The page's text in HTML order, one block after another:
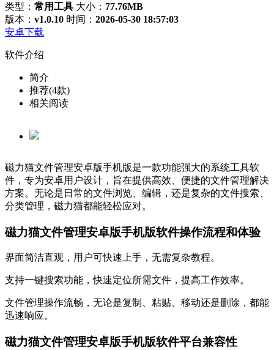
类型： 常用工具 大小： 77.76MB
版本： v1.0.10 时间： 2026-05-30 18:57:03
安卓下载
软件介绍
简介
推荐(4款)
相关阅读
磁力猫文件管理安卓版手机版是一款功能强大的系统工具软
件，专为安卓用户设计，旨在提供高效、便捷的文件管理解决
方案。无论是日常的文件浏览、编辑，还是复杂的文件搜索、
分类管理，磁力猫都能轻松应对。
磁力猫文件管理安卓版手机版软件操作流程和体验
界面简洁直观，用户可快速上手，无需复杂教程。
支持一键搜索功能，快速定位所需文件，提高工作效率。
文件管理操作流畅，无论是复制、粘贴、移动还是删除，都能
迅速响应。
磁力猫文件管理安卓版手机版软件平台兼容性